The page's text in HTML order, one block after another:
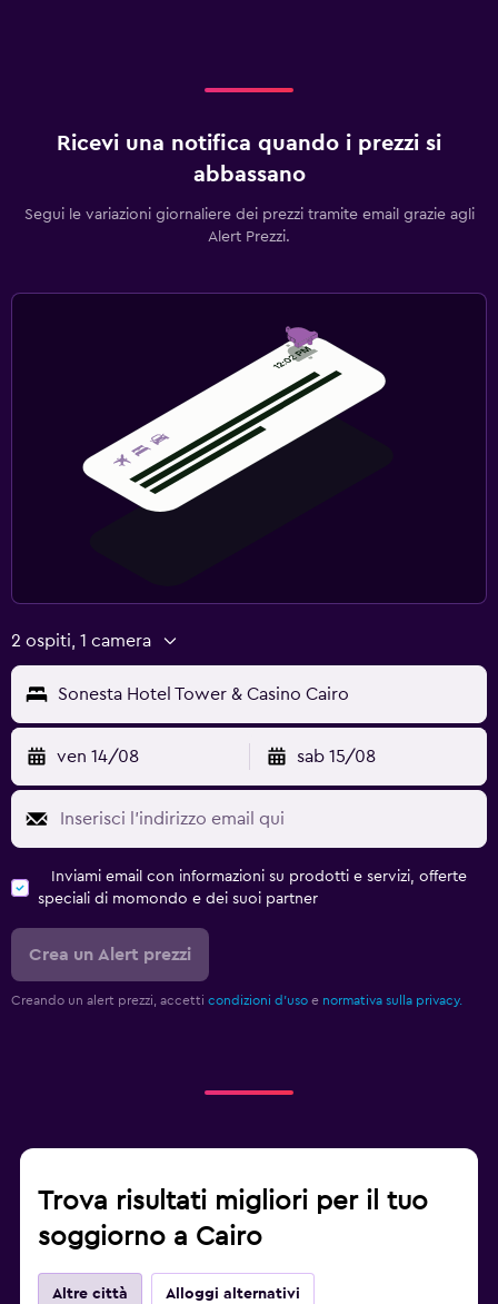
Ricevi una notifica quando i prezzi si
abbassano
Segui le variazioni giornaliere dei prezzi tramite email grazie agli
Alert Prezzi.
2 ospiti, 1 camera
Sonesta Hotel Tower & Casino Cairo
ven 14/08 sab 15/08
Inviami email con informazioni su prodotti e servizi, offerte
speciali di momondo e dei suoi partner
Crea un Alert prezzi
Creando un alert prezzi, accetti condizioni d'uso e normativa sulla privacy.
Trova risultati migliori per il tuo
soggiorno a Cairo
Altre città Alloggi alternativi